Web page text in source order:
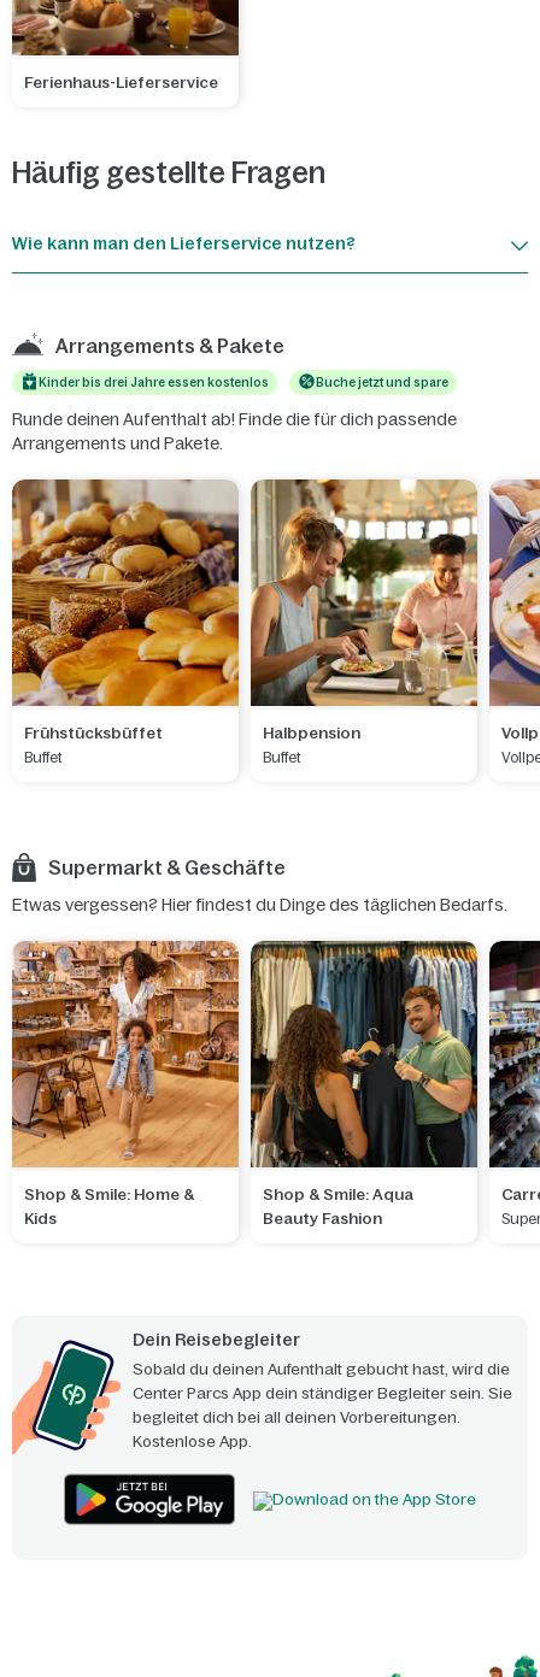
Ferienhaus-Lieferservice
Häufig gestellte Fragen
Wie kann man den Lieferservice nutzen?
Arrangements & Pakete
Kinder bis drei Jahre essen kostenlos Buche jetzt und spare
Runde deinen Aufenthalt ab! Finde die für dich passende
Arrangements und Pakete.
Frühstücksbüffet
Buffet
Halbpension
Buffet
Supermarkt & Geschäfte
Etwas vergessen? Hier findest du Dinge des täglichen Bedarfs.
Shop & Smile: Home &
Kids
Shop & Smile: Aqua
Beauty Fashion
Dein Reisebegleiter
Sobald du deinen Aufenthalt gebucht hast, wird die
Center Parcs App dein ständiger Begleiter sein. Sie
begleitet dich bei all deinen Vorbereitungen.
Kostenlose App.